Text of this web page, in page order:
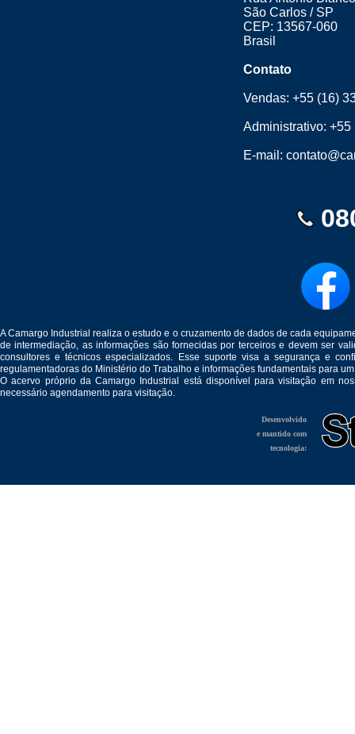
São Carlos / SP
CEP: 13567-060
Brasil
Contato
Vendas:+55 (16)
Administrativo:+55
E-mail:
A Camargo Industrial realiza o estudo e o cruzamento de dados de cada
de intermediação, as informações são fornecidas por terceiros e devem ser
consultores e técnicos especializados. Esse suporte visa a segurança e
regulamentadoras do Ministério do Trabalho e informações fundamentais para
O acervo próprio da Camargo Industrial está disponível para visitação em
necessário agendamento para visitação.
Desenvolvido
e mantido com
tecnologia: